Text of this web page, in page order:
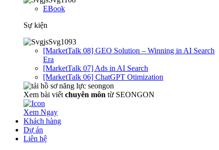
EBook
Sự kiện
[MarketTalk 08] GEO Solution – Winning in AI Search
Era
[MarketTalk 07] Ads in AI Search
[MarketTalk 06] ChatGPT Otimization
Xem bài viết chuyên môn từ SEONGON
Xem Ngay
Khách hàng
Dự án
Liên hệ